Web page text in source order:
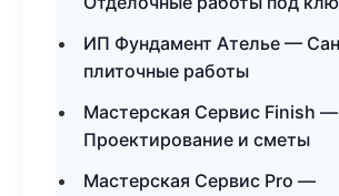
ИП Фундамент Ателье —
плиточные работы
Мастерская Сервис Finish —
Проектирование и сметы
Мастерская Сервис Pro —